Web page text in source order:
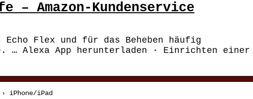
– Amazon-Kundenservice
Flex und für das Beheben häufig
… Alexa App herunterladen · Einrichten einer
iPhone/iPad